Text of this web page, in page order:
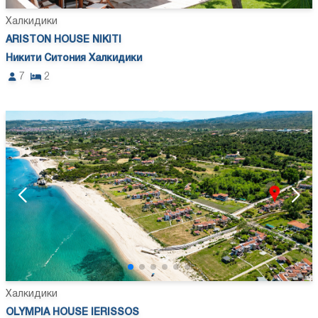
Халкидики
ARISTON HOUSE NIKITI
Никити Ситония Халкидики
7
2
Халкидики
OLYMPIA HOUSE IERISSOS